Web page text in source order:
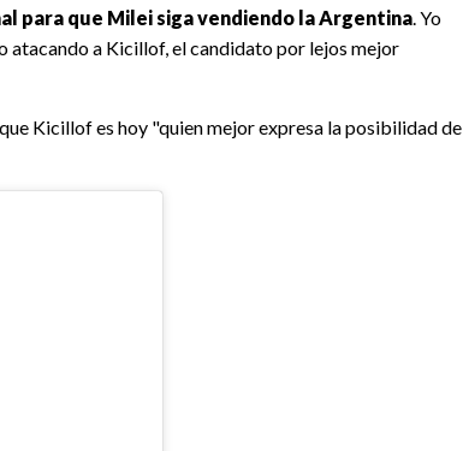
para que Milei siga vendiendo la Argentina. Yo
atacando a Kicillof, el candidato por lejos mejor
Kicillof es hoy "quien mejor expresa la posibilidad de